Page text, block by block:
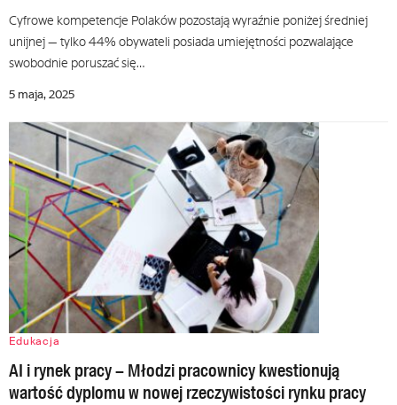
Cyfrowe kompetencje Polaków pozostają wyraźnie poniżej średniej
unijnej — tylko 44% obywateli posiada umiejętności pozwalające
swobodnie poruszać się…
5 maja, 2025
Edukacja
AI i rynek pracy – Młodzi pracownicy kwestionują
wartość dyplomu w nowej rzeczywistości rynku pracy